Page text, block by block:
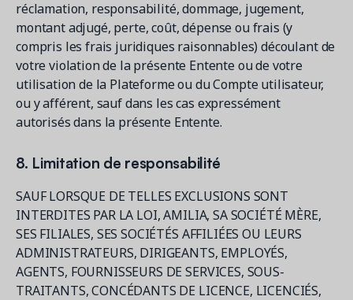
réclamation, responsabilité, dommage, jugement,
montant adjugé, perte, coût, dépense ou frais (y
compris les frais juridiques raisonnables) découlant de
votre violation de la présente Entente ou de votre
utilisation de la Plateforme ou du Compte utilisateur,
ou y afférent, sauf dans les cas expressément
autorisés dans la présente Entente.
8. Limitation de responsabilité
SAUF LORSQUE DE TELLES EXCLUSIONS SONT
INTERDITES PAR LA LOI, AMILIA, SA SOCIÉTÉ MÈRE,
SES FILIALES, SES SOCIÉTÉS AFFILIÉES OU LEURS
ADMINISTRATEURS, DIRIGEANTS, EMPLOYÉS,
AGENTS, FOURNISSEURS DE SERVICES, SOUS-
TRAITANTS, CONCÉDANTS DE LICENCE, LICENCIÉS,